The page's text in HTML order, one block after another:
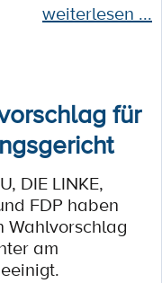
weiterlesen ...
für
DIE LINKE,
FDP haben
Wahlvorschlag
am